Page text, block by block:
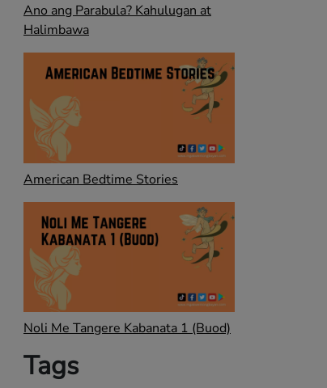
Ano ang Parabula? Kahulugan at
Halimbawa
American Bedtime Stories
Noli Me Tangere Kabanata 1 (Buod)
Tags